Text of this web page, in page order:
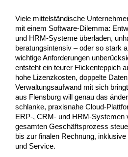
Viele mittelständische
mit einem Software-Dilemma:
und HRM-Systeme überladen,
beratungsintensiv – oder so stark
wichtige Anforderungen
entsteht ein teurer Flickenteppich
hohe Lizenzkosten, doppelte
Verwaltungsaufwand mit sich
aus Flensburg will genau das
schlanke, praxisnahe Cloud-
ERP-, CRM- und HRM-Systemen
gesamten Geschäftsprozess
bis zur finalen Rechnung,
und Service.